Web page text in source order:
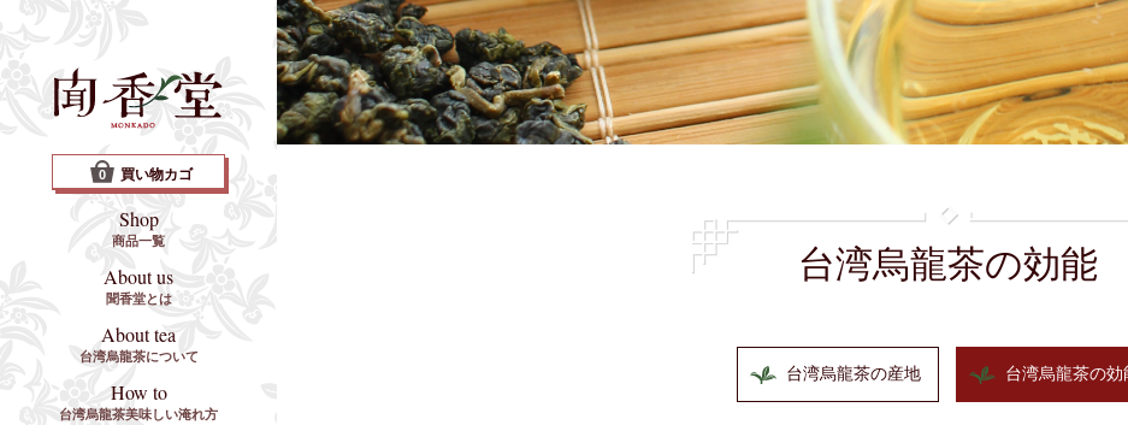
0 買い物カゴ
Shop
商品一覧
About us
聞香堂とは
About tea
台湾烏龍茶について
How to
台湾烏龍茶美味しい淹れ方
台湾烏龍茶の効能
台湾烏龍茶の産地 台湾烏龍茶の効